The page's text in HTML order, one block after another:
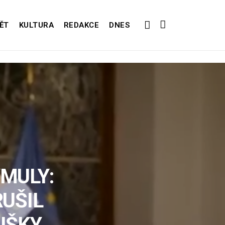
KULTURA REDAKCE DNES